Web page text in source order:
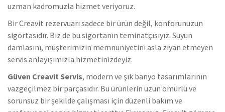
uzman kadromuzla hizmet veriyoruz.
Bir Creavit rezervuarı sadece bir ürün değil, konforunuzun
sigortasıdır. Biz de bu sigortanın teminatçısıyız. Suyun
damlasını, müşterimizin memnuniyetini asla ziyan etmeyen
servis anlayışımızla hizmetinizdeyiz.
Güven Creavit Servis, modern ve şık banyo tasarımlarının
vazgeçilmez bir parçasıdır. Bu ürünlerin uzun ömürlü ve
sorunsuz bir şekilde çalışması için düzenli bakım ve